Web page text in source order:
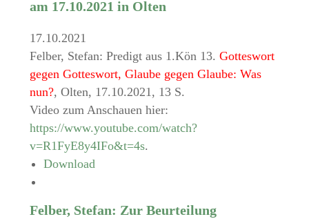
am 17.10.2021 in Olten
17.10.2021
Felber, Stefan: Predigt aus 1.Kön 13. Gotteswort
gegen Gotteswort, Glaube gegen Glaube: Was
nun?, Olten, 17.10.2021, 13 S.
Video zum Anschauen hier:
https://www.youtube.com/watch?
v=R1FyE8y4IFo&t=4s.
Download
Felber, Stefan: Zur Beurteilung